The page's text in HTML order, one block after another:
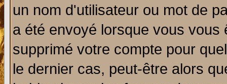
un nom d'utilisateur ou mot de
a été envoyé lorsque vous
supprimé votre compte pour
le dernier cas, peut-être alors